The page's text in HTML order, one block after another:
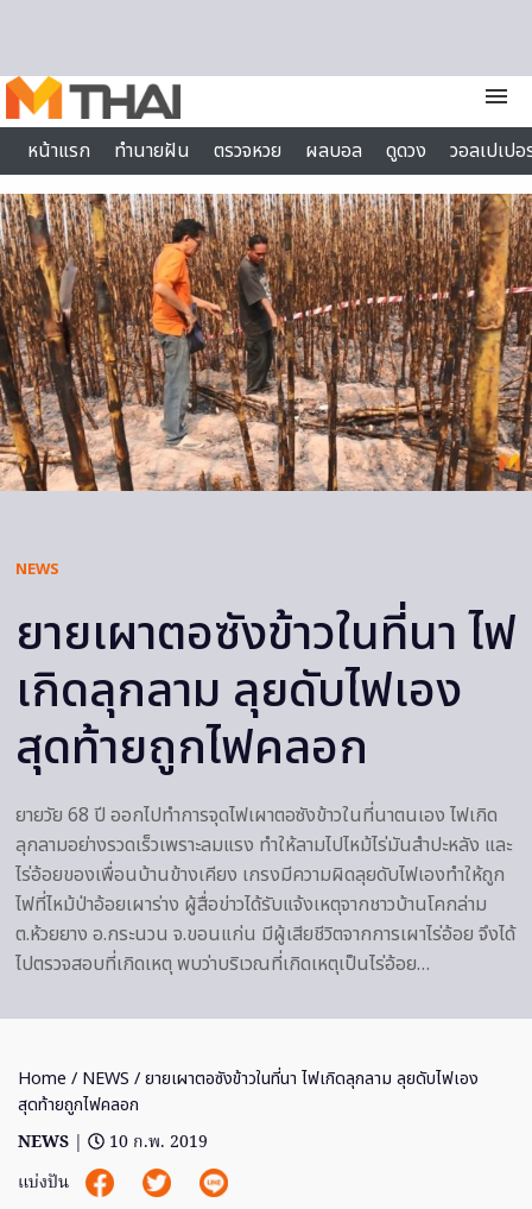
menu
หน้าแรก
ทำนายฝัน ตรวจหวย ผลบอล ดูดวง
วอลเปเป
ไลฟ์สไตล์
NEWS
ยายเผาตอซังข้าวในที่นา ไฟ
เกิดลุกลาม ลุยดับไฟเอง
สุดท้ายถูกไฟคลอก
ยายวัย 68 ปี ออกไปทำการจุดไฟเผาตอซังข้าวในที่นาตนเอง ไฟเกิด
ลุกลามอย่างรวดเร็วเพราะลมแรง ทำให้ลามไปไหม้ไร่มันสำปะหลัง และ
ไร่อ้อยของเพื่อนบ้านข้างเคียง เกรงมีความผิดลุยดับไฟเองทำให้ถูก
ไฟที่ไหม้ป่าอ้อยเผาร่าง ผู้สื่อข่าวได้รับแจ้งเหตุจากชาวบ้านโคกล่าม
ต.ห้วยยาง อ.กระนวน จ.ขอนแก่น มีผู้เสียชีวิตจากการเผาไร่อ้อย จึงได้
ไปตรวจสอบที่เกิดเหตุ พบว่าบริเวณที่เกิดเหตุเป็นไร่อ้อย…
Home / NEWS / ยายเผาตอซังข้าวในที่นา ไฟเกิดลุกลาม ลุยดับไฟเอง
สุดท้ายถูกไฟคลอก
NEWS |
10 ก.พ. 2019
แบ่งปัน